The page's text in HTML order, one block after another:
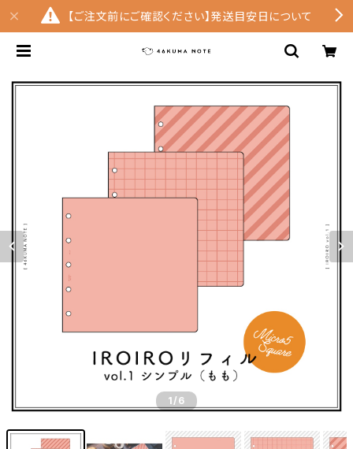
【ご注文前にご確認ください】発送目安日について
1 /6